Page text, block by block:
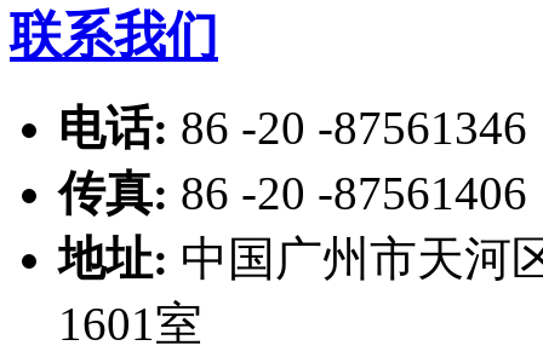
联系我们
电话: 86 -20 -87561346
传真: 86 -20 -87561406
地址: 中国广州市天河
1601室